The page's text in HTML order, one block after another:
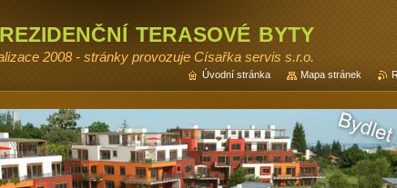
terasové byty
2008 - stránky provozuje Císařka servis s.r.o.
Úvodní stránka Mapa stránek